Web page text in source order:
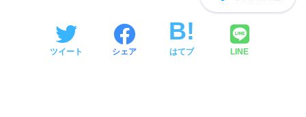
ツイート シェア はてブ LINE